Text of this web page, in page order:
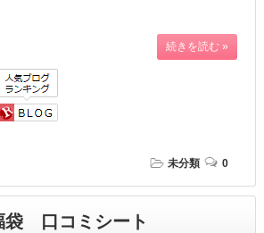
続きを読む »
未分類 0
袋 口コミシート